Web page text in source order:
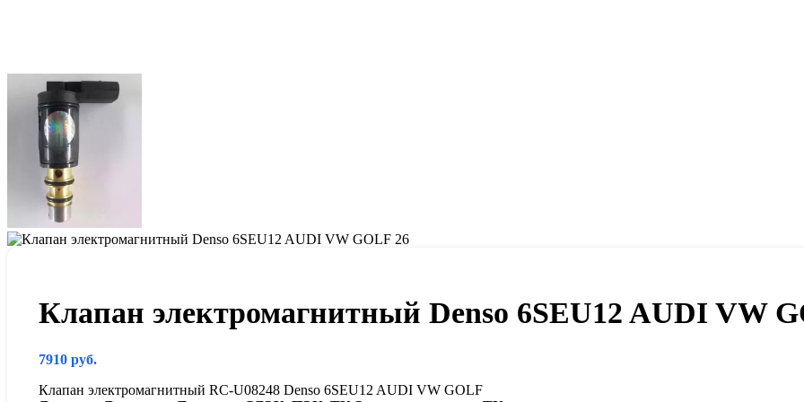
Клапан электромагнитный Denso 6SEU12 AUDI VW
7910 руб.
Клапан электромагнитный RC-U08248 Denso 6SEU12 AUDI VW GOLF